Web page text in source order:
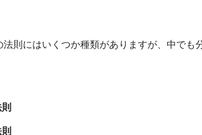
法則にはいくつか種類がありますが、中でも